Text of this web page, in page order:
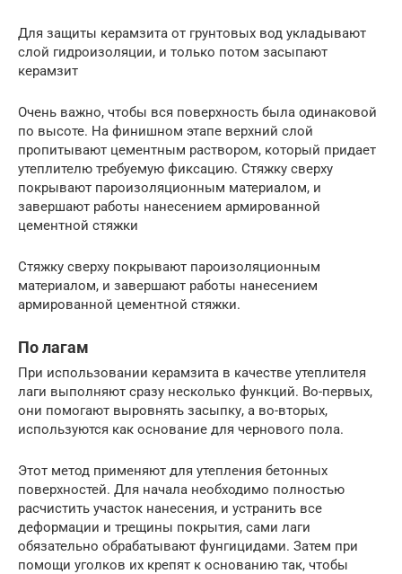
Для защиты керамзита от грунтовых вод укладывают
слой гидроизоляции, и только потом засыпают
керамзит
Очень важно, чтобы вся поверхность была одинаковой
по высоте. На финишном этапе верхний слой
пропитывают цементным раствором, который придает
утеплителю требуемую фиксацию. Стяжку сверху
покрывают пароизоляционным материалом, и
завершают работы нанесением армированной
цементной стяжки
Стяжку сверху покрывают пароизоляционным
материалом, и завершают работы нанесением
армированной цементной стяжки.
По лагам
При использовании керамзита в качестве утеплителя
лаги выполняют сразу несколько функций. Во-первых,
они помогают выровнять засыпку, а во-вторых,
используются как основание для чернового пола.
Этот метод применяют для утепления бетонных
поверхностей. Для начала необходимо полностью
расчистить участок нанесения, и устранить все
деформации и трещины покрытия, сами лаги
обязательно обрабатывают фунгицидами. Затем при
помощи уголков их крепят к основанию так, чтобы